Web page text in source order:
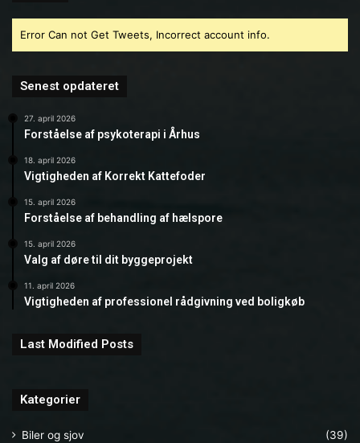
Error Can not Get Tweets, Incorrect account info.
Senest opdateret
27. april 2026
Forståelse af psykoterapi i Århus
18. april 2026
Vigtigheden af Korrekt Kattefoder
15. april 2026
Forståelse af behandling af hælspore
15. april 2026
Valg af døre til dit byggeprojekt
11. april 2026
Vigtigheden af professionel rådgivning ved boligkøb
Last Modified Posts
Kategorier
Biler og sjov
(39)